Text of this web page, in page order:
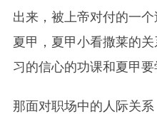
出来，被上帝对付的一
夏甲，夏甲小看撒莱的
习的信心的功课和夏甲要
那面对职场中的人际关